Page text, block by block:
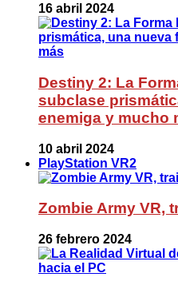
16 abril 2024
Destiny 2: La
subclase
enemiga y mucho
10 abril 2024
PlayStation VR2
Zombie Army VR,
26 febrero 2024